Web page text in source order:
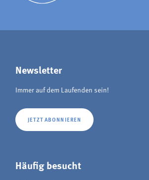
Newsletter
Immer auf dem Laufenden sein!
JETZT ABONNIEREN
Häufig besucht